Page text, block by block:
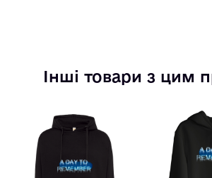
Інші товари з цим